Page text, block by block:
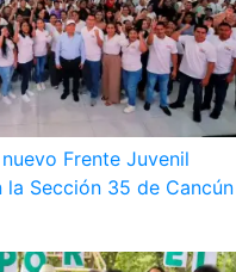
Frente Juvenil
la Sección 35 de Cancún